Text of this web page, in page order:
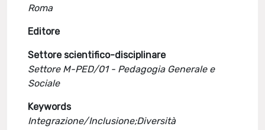
Roma
Editore
Settore scientifico-disciplinare
Settore M-PED/01 - Pedagogia Generale e
Sociale
Keywords
Integrazione/Inclusione;Diversità